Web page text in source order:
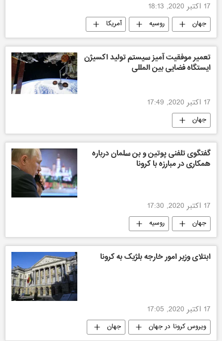
17 اکتبر 2020, 18:13
جهان روسیه آمریکا
تعمیر موفقیت آمیز سیستم تولید اکسیژن
ایستگاه فضایی بین المللی
17 اکتبر 2020, 17:49
جهان
گفتگوی تلفنی پوتین و بن سلمان درباره
همکاری در مبارزه با کرونا
17 اکتبر 2020, 17:30
جهان روسیه
ابتلای وزیر امور خارجه بلژیک به کرونا
17 اکتبر 2020, 17:05
ویروس کرونا در جهان جهان